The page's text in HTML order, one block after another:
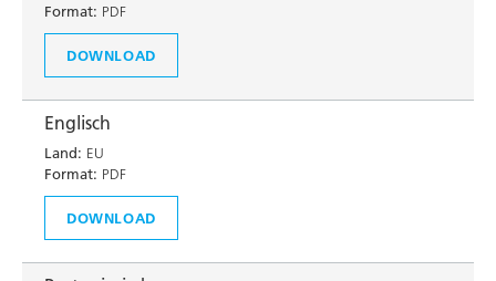
Format: PDF
DOWNLOAD
Englisch
Land: EU
Format: PDF
DOWNLOAD